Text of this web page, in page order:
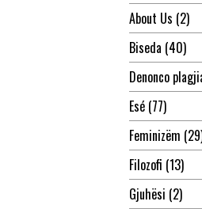
About Us (2)
Biseda (40)
Denonco
Esé(77)
Feminizëm
Filozofi (13)
Gjuhësi (2)